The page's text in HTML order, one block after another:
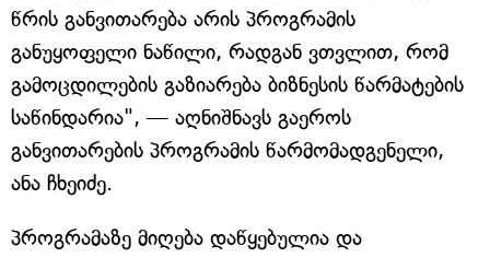
წრის განვითარება არის პროგრამის
განუყოფელი ნაწილი, რადგან ვთვლით, რომ
გამოცდილების გაზიარება ბიზნესის წარმატების
საწინდარია", — აღნიშნავს გაეროს
განვითარების პროგრამის წარმომადგენელი,
ანა ჩხეიძე.
პროგრამაზე მიღება დაწყებულია და